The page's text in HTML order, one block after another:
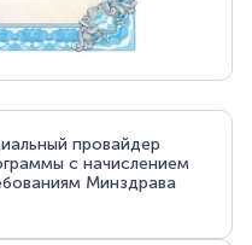
провайдер
с начислением
Минздрава